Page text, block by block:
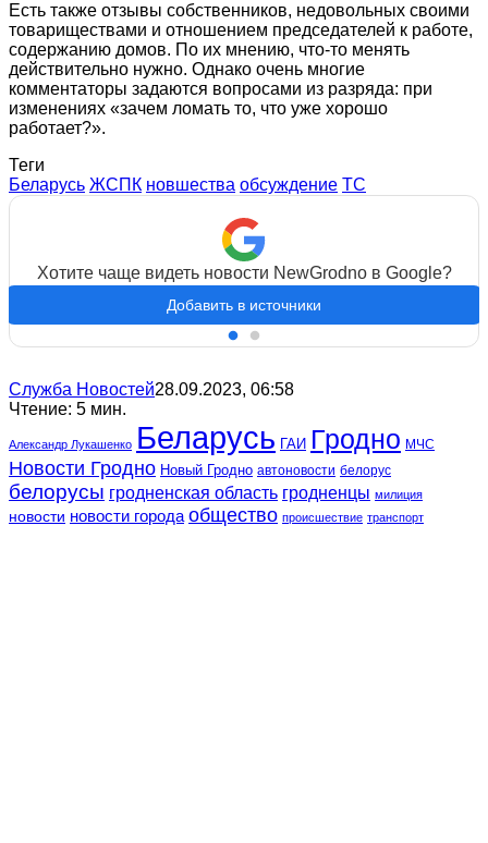
Есть также отзывы собственников, недовольных своими
товариществами и отношением председателей к работе,
содержанию домов. По их мнению, что-то менять
действительно нужно. Однако очень многие
комментаторы задаются вопросами из разряда: при
изменениях «зачем ломать то, что уже хорошо
работает?».
Теги
Беларусь ЖСПК новшества обсуждение ТС
Хотите чаще видеть новости NewGrodno в Google?
Добавить в источники
Служба Новостей28.09.2023, 06:58
Чтение: 5 мин.
Александр Лукашенко Беларусь ГАИ Гродно МЧС
Новости Гродно Новый Гродно автоновости белорус
белорусы гродненская область гродненцы милиция
новости новости города общество происшествие транспорт